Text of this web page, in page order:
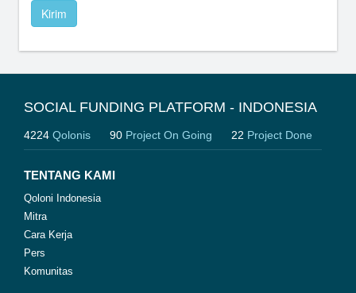
Kirim
SOCIAL FUNDING PLATFORM - INDONESIA
4224 Qolonis 90 Project On Going 22 Project Done
TENTANG KAMI
Qoloni Indonesia
Mitra
Cara Kerja
Pers
Komunitas